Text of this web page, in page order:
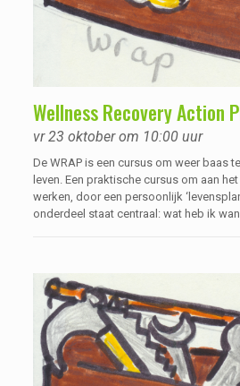
Wellness Recovery Action
vr 23 oktober om 10:00 uur
De WRAP is een cursus om weer baas
leven. Een praktische cursus om aan
werken, door een persoonlijk
onderdeel staat centraal: wat heb ik